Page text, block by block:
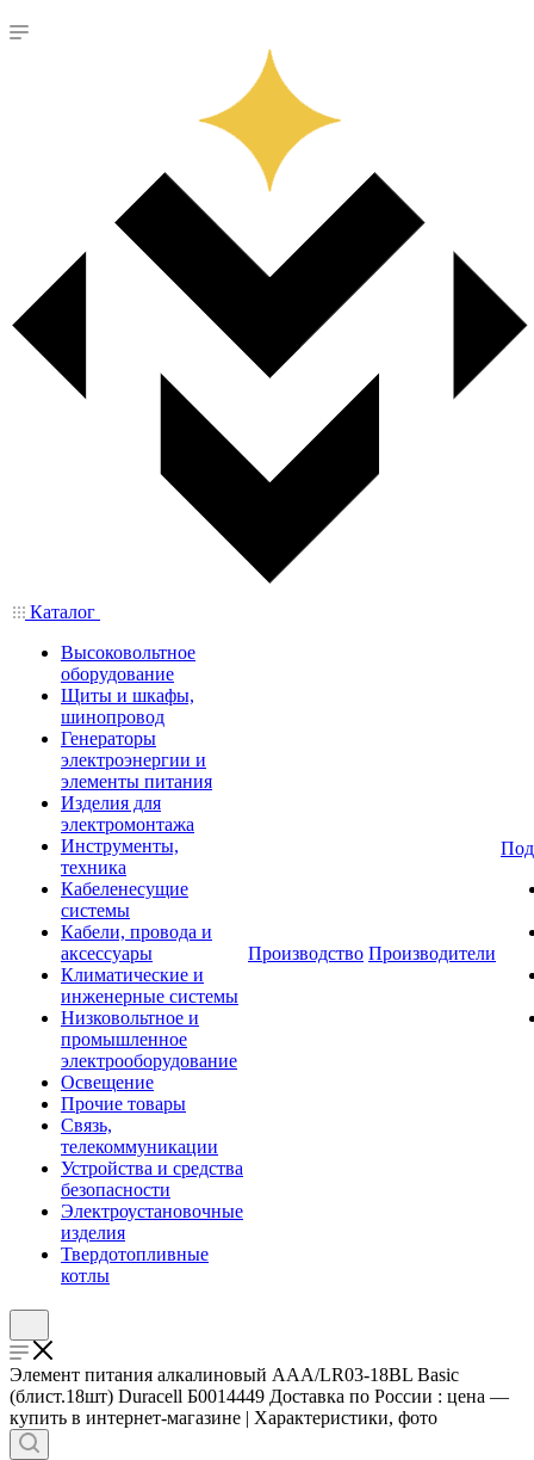
Каталог
Высоковольтное
оборудование
Щиты и шкафы,
шинопровод
Генераторы
электроэнергии и
элементы питания
Изделия для
электромонтажа
Инструменты,
техника
Кабеленесущие
системы
Кабели, провода и
аксессуары
Климатические и
инженерные системы
Низковольтное и
промышленное
электрооборудование
Освещение
Прочие товары
Связь,
телекоммуникации
Устройства и средства
безопасности
Электроустановочные
изделия
Твердотопливные
котлы
Производство Производители
Элемент питания алкалиновый AAA/LR03-18BL Basic
(блист.18шт) Duracell Б0014449 Доставка по России : цена —
купить в интернет-магазине | Характеристики, фото